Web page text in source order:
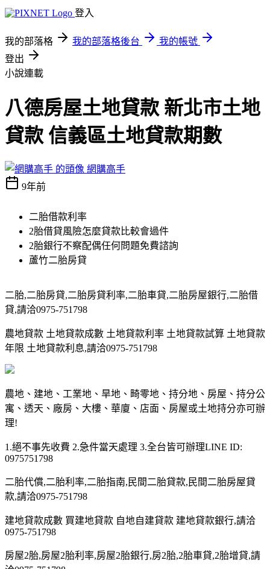
登入
我的部落格 我的部落格後台
我的帳號
登出
小說連載
八德房屋土地貸款 新北市土地
貸款 信義區土地貸款期數
網購高手
9年前
二胎借款利率
2胎借貸風險怎麼貸款比較會過件
2胎銀行不察配偶任何問題免費諮詢
蘆竹二胎房貸
二胎,二胎房貸,二胎房貸利率,二胎車貸,二胎房屋銀行,二胎借
貸,請洽0975-751798
農地貸款 土地貸款成數 土地貸款利率 土地貸款試算 土地貸款
年限 土地貸款利息,請洽0975-751798
農地、建地、工業地、旱地、畸零地、持分地、房屋、持分公
寓、透天、廠房、大樓、華廈、店面、房屋或土地持分亦可辦
理!
1.絕不事先收費 2.急件當天處理 3.全台皆可辦理LINE ID:
0975751798
二胎代償,二胎利率,二胎指南,民間二胎貸款,民間二胎房屋貸
款,請洽0975-751798
建地貸款成數 買建地貸款 自地自建貸款 建地貸款銀行,請洽
0975-751798
房屋2胎,房屋2胎利率,房屋2胎銀行,房2胎,2胎車貸,2胎增貸,請